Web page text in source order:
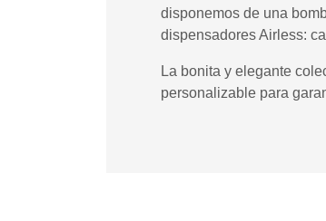
disponemos de una
dispensadores Airless:
La bonita y elegante
personalizable para